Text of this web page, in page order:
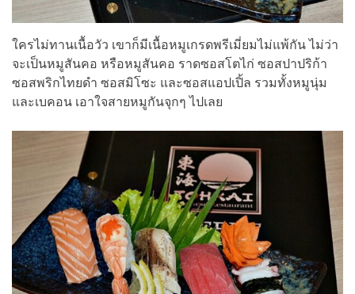
ใครไม่ทานเนื้อวัว เขาก็มีเนื้อหมูเกรดพรีเมี่ยมไม่แพ้กัน ไม่ว่า
จะเป็นหมูสันคอ หรือหมูสันคอ ราดซอสโตไก่ ซอสปาปริก้า
ซอสพริกไทยดำ ซอสมิโซะ และซอสแอปเปิ้ล รวมทั้งหมูนุ่ม
และเบคอน เอาใจสายหมูกันจุกๆ ไปเลย